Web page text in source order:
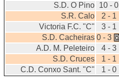
S.D. O Pino 10 - 0
S.R. Calo
2 - 1
Victoria F.C. "C"
3 - 1
S.D. Cacheiras 0 - 3
A.D. M. Peleteiro
4 - 3
S.D. Cruces
1 - 1
C.D. Conxo Sant. "C"
1 - 0